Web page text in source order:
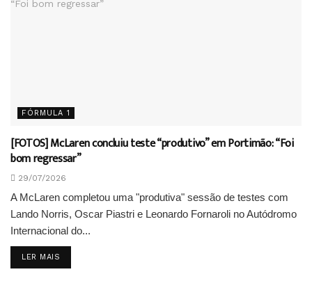
FÓRMULA 1
[FOTOS] McLaren concluiu teste “produtivo” em Portimão: “Foi
bom regressar”
29/07/2026
A McLaren completou uma "produtiva" sessão de testes com
Lando Norris, Oscar Piastri e Leonardo Fornaroli no Autódromo
Internacional do...
LER MAIS